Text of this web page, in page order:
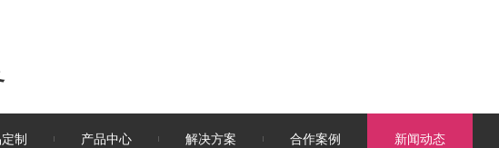
制 产品中心 解决方案 合作案例 新闻动态